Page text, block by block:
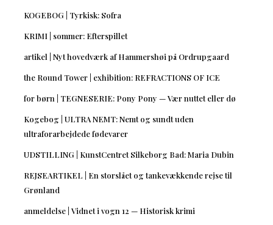
KOGEBOG | Tyrkisk: Sofra
KRIMI | sommer: Efterspillet
artikel | Nyt hovedværk af Hammershøi på Ordrupgaard
the Round Tower | exhibition: REFRACTIONS OF ICE
for børn | TEGNESERIE: Pony Pony — Vær nuttet eller dø
Kogebog | ULTRA NEMT: Nemt og sundt uden
ultraforarbejdede fødevarer
UDSTILLING | KunstCentret Silkeborg Bad: Maria Dubin
REJSEARTIKEL | En storslået og tankevækkende rejse til
Grønland
anmeldelse | Vidnet i vogn 12 — Historisk krimi